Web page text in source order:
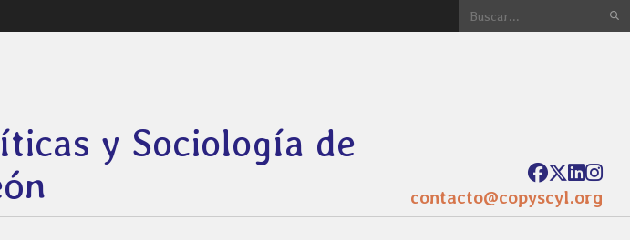
y Sociología de
contacto@copyscyl.org